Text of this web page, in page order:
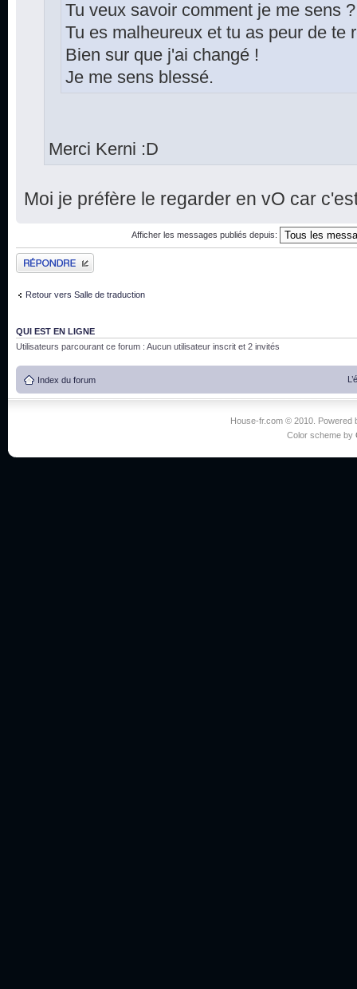
Tu veux savoir comment je me sens ?
Tu es malheureux et tu as peur de te
Bien sur que j'ai changé !
Je me sens blessé.
Merci Kerni :D
Moi je préfère le regarder en vO car
Afficher les messages publiés depuis:
Publier une réponse
Retour vers Salle de traduction
QUI EST EN LIGNE
Utilisateurs parcourant ce forum : Aucun utilisateur inscrit et 2 invités
Index du forum
House-fr.com © 2010. Powered
Color scheme by